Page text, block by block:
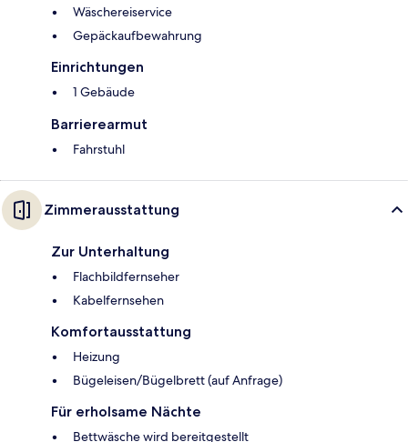
Wäschereiservice
Gepäckaufbewahrung
Einrichtungen
1 Gebäude
Barrierearmut
Fahrstuhl
Zimmerausstattung
Zur Unterhaltung
Flachbildfernseher
Kabelfernsehen
Komfortausstattung
Heizung
Bügeleisen/Bügelbrett (auf Anfrage)
Für erholsame Nächte
Bettwäsche wird bereitgestellt